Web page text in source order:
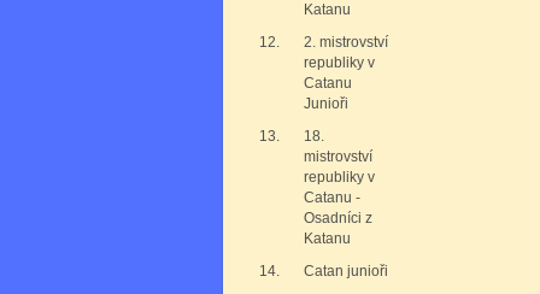
Katanu
12.
2. mistrovství
republiky v
Catanu
Junioři
13.
18.
mistrovství
republiky v
Catanu -
Osadníci z
Katanu
14.
Catan junioři